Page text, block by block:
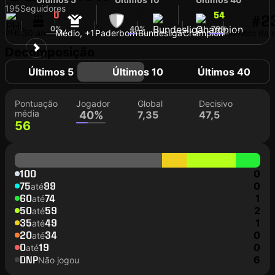
195Seguidores
30 anosMédio, +1 PaderbornBundesligaChampionNúmero da
0
0% 40%
54
70%
Decomposição
Últimos 5 Últimos 10 Últimos 40
Pontuação
média
56
Jogador
40%
Global
7,35
Decisivo
47,5
100 0
75até99 0
60até74 1
50até59 2
35até49 1
20até34 0
0até19 0
DNPNão jogou 6